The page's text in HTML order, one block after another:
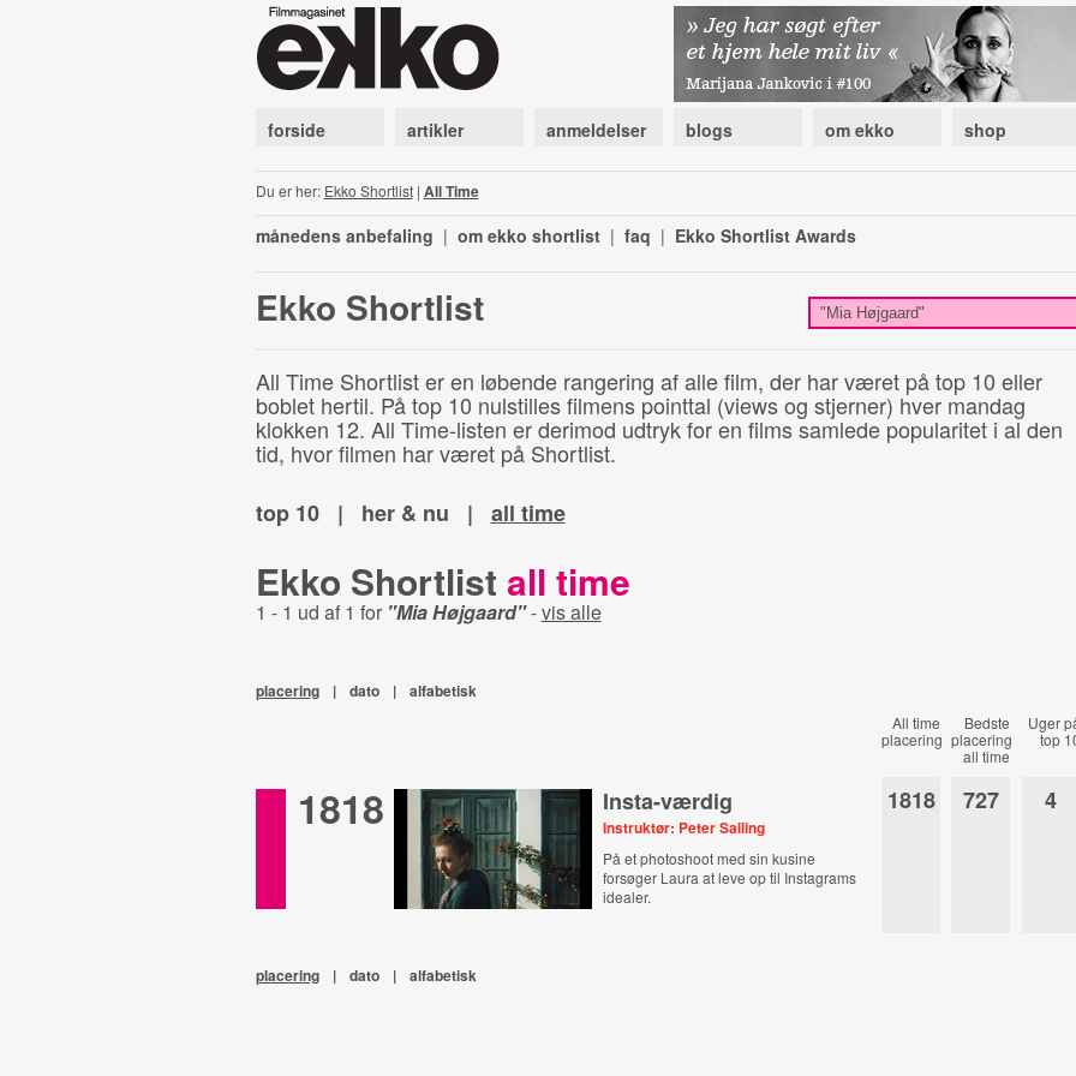
forside artikler anmeldelser blogs om ekko shop
Du er her: Ekko Shortlist| All Time
månedens anbefaling | om ekko shortlist | faq | Ekko Shortlist Awards
Ekko Shortlist
All Time Shortlist er en løbende rangering af alle film, der har været på top 10 eller
boblet hertil. På top 10 nulstilles filmens pointtal (views og stjerner) hver mandag
klokken 12. All Time-listen er derimod udtryk for en films samlede popularitet i al den
tid, hvor filmen har været på Shortlist.
top 10
| her & nu | all time
Ekko Shortlist all time
1 - 1 ud af 1 for "Mia Højgaard"-vis alle
placering | dato | alfabetisk
All time
placering
Bedste
placering
all time
Uger
top
1818 Insta-værdig
Instruktør: Peter Salling
På et photoshoot med sin kusine
forsøger Laura at leve op til Instagrams
idealer.
1818 727 4
placering | dato | alfabetisk